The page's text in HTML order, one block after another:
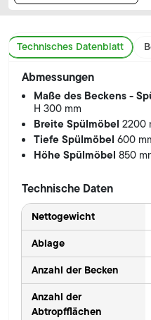
Technisches Datenblatt
Abmessungen
Maße des Beckens -
H 300 mm
Breite Spülmöbel2200
Tiefe Spülmöbel600
Höhe Spülmöbel850
Technische Daten
Nettogewicht
Ablage
Anzahl der Becken
Anzahl der
Abtropfflächen